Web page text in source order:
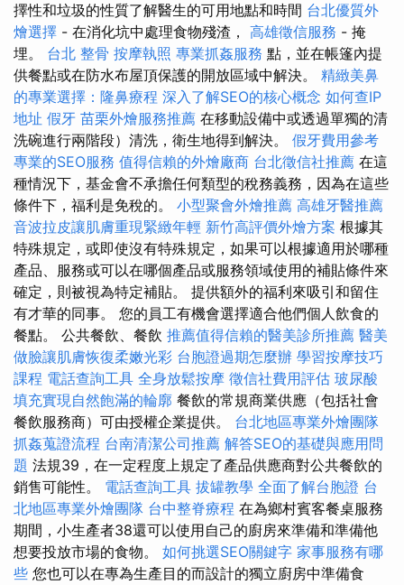
擇性和垃圾的性質了解醫生的可用地點和時間 台北優質外
燴選擇 - 在消化坑中處理食物殘渣， 高雄徵信服務 - 掩
埋。 台北 整骨 按摩執照 專業抓姦服務 點，並在帳篷內提
供餐點或在防水布屋頂保護的開放區域中解決。 精緻美鼻
的專業選擇：隆鼻療程 深入了解SEO的核心概念 如何查IP
地址 假牙 苗栗外燴服務推薦 在移動設備中或透過單獨的清
洗碗進行兩階段）清洗，衛生地得到解決。 假牙費用參考
專業的SEO服務 值得信賴的外燴廠商 台北徵信社推薦 在這
種情況下，基金會不承擔任何類型的稅務義務，因為在這些
條件下，福利是免稅的。 小型聚會外燴推薦 高雄牙醫推薦
音波拉皮讓肌膚重現緊緻年輕 新竹高評價外燴方案 根據其
特殊規定，或即使沒有特殊規定，如果可以根據適用於哪種
產品、服務或可以在哪個產品或服務領域使用的補貼條件來
確定，則被視為特定補貼。 提供額外的福利來吸引和留住
有才華的同事。 您的員工有機會選擇適合他們個人飲食的
餐點。 公共餐飲、餐飲 推薦值得信賴的醫美診所推薦 醫美
做臉讓肌膚恢復柔嫩光彩 台胞證過期怎麼辦 學習按摩技巧
課程 電話查詢工具 全身放鬆按摩 徵信社費用評估 玻尿酸
填充實現自然飽滿的輪廓 餐飲的常規商業供應（包括社會
餐飲服務商）可由授權企業提供。 台北地區專業外燴團隊
抓姦蒐證流程 台南清潔公司推薦 解答SEO的基礎與應用問
題 法規39，在一定程度上規定了產品供應商對公共餐飲的
銷售可能性。 電話查詢工具 拔罐教學 全面了解台胞證 台
北地區專業外燴團隊 台中整脊療程 在為鄉村賓客餐桌服務
期間，小生產者38還可以使用自己的廚房來準備和準備他
想要投放市場的食物。 如何挑選SEO關鍵字 家事服務有哪
些 您也可以在專為生產目的而設計的獨立廚房中準備食